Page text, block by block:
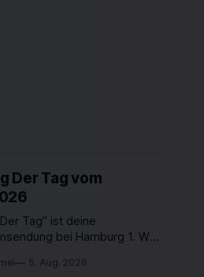
Der Tag vom
Tag” ist deine
bei Hamburg 1. Was
Hamburgerinnen und
5. Aug. 2026